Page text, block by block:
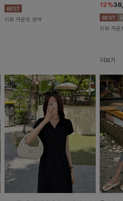
리뷰 카운트 영역
12%
리뷰 카운
더보기